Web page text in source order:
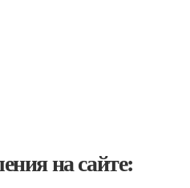
на сайте: